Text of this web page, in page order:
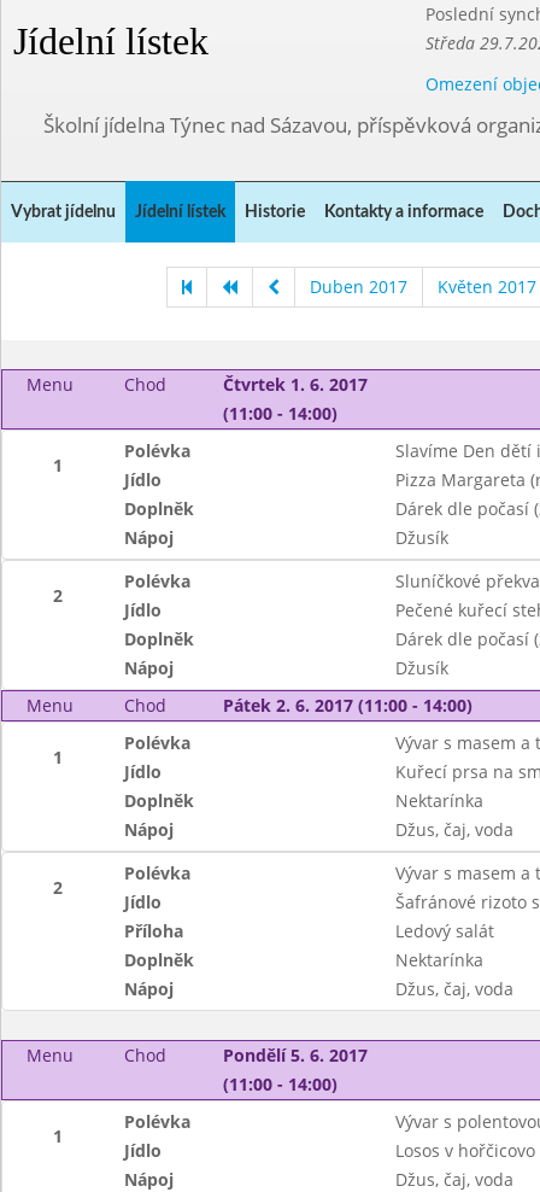
Jídelní lístek
Poslední
Středa
Omezení
Školní jídelna Týnec nad Sázavou, příspěvková
Vybrat jídelnu Jídelní lístek Historie Kontakty a informace
Duben 2017 Květen 2017
Menu Chod
Čtvrtek 1. 6. 2017
(11:00 - 14:00)
1
Polévka
Slavíme Den dětí
Jídlo
Pizza Margareta
Doplněk
Dárek dle počasí
Nápoj
Džusík
2
Polévka
Sluníčkové
Jídlo
Pečené kuřecí
Doplněk
Dárek dle počasí
Nápoj
Džusík
Menu
Chod Pátek 2. 6. 2017 (11:00 - 14:00)
1
Polévka
Vývar s masem a
Jídlo
Kuřecí prsa na
Doplněk
Nektarínka
Nápoj
Džus, čaj, voda
2
Polévka
Vývar s masem a
Jídlo
Šafránové rizoto
Příloha
Ledový salát
Doplněk
Nektarínka
Nápoj
Džus, čaj, voda
Menu Chod
Pondělí 5. 6. 2017
(11:00 - 14:00)
1
Polévka
Vývar s
Jídlo
Losos v
Nápoj
Džus, čaj, voda